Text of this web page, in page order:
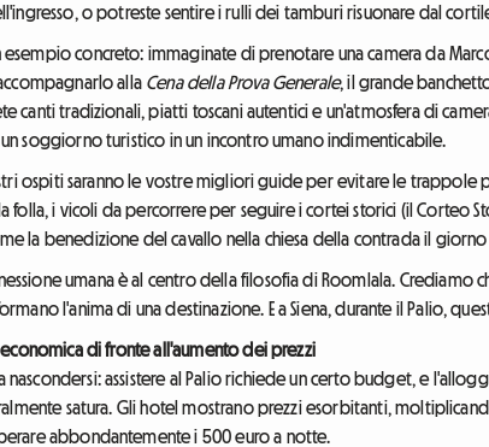
o potreste sentire i rulli dei tamburi risuonare dal
esempio concreto: immaginate di prenotare una camera da
alla Cena della Prova Generale, il grande
canti tradizionali, piatti toscani autentici e un'atmosfera di
soggiorno turistico in un incontro umano indimenticabile.
ospiti saranno le vostre migliori guide per evitare le trappole
folla, i vicoli da percorrere per seguire i cortei storici (il Corteo
la benedizione del cavallo nella chiesa della contrada il
umana è al centro della filosofia di Roomlala.
l'anima di una destinazione. E a Siena, durante il Palio,
economica di fronte all'aumento dei prezzi
nascondersi: assistere al Palio richiede un certo budget, e
satura. Gli hotel mostrano prezzi esorbitanti,
abbondantemente i 500 euro a notte.